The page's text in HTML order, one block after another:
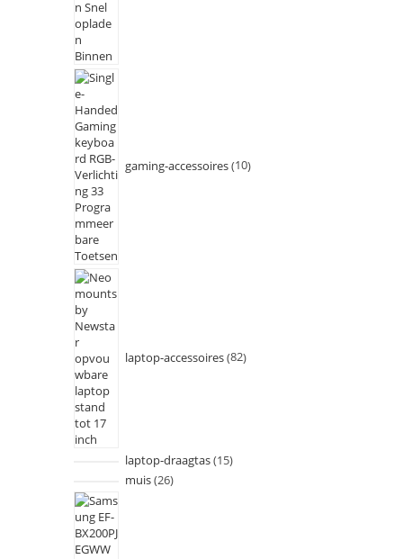
gaming-accessoires 10
laptop-accessoires 82
laptop-draagtas 15
muis 26